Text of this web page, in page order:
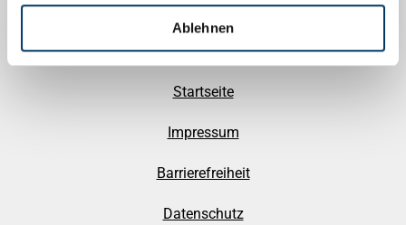
Ablehnen
Startseite
Impressum
Barrierefreiheit
Datenschutz